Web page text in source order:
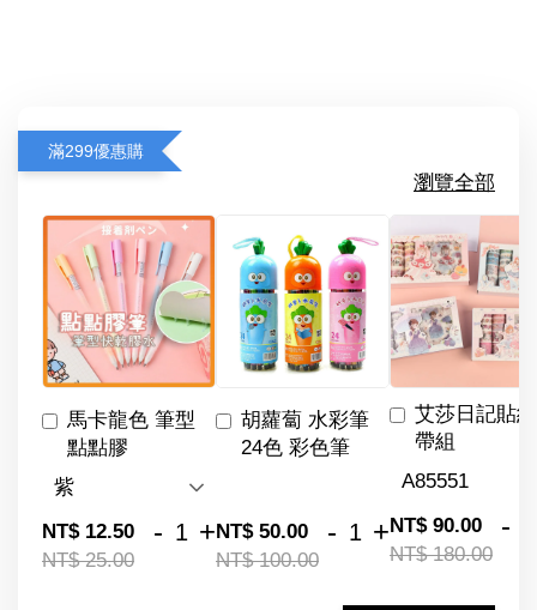
滿299優惠購
瀏覽全部
馬卡龍色 筆型
點點膠
NT$ 12.50
NT$ 25.00
- +
胡蘿蔔 水彩筆
24色 彩色筆
NT$ 50.00
NT$ 100.00
- +
艾莎日記貼
帶組
NT$ 90.00
NT$ 180.00
-